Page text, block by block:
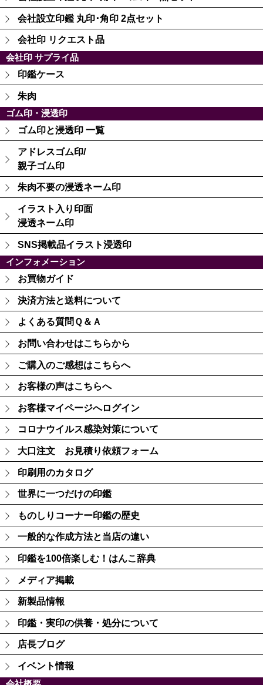
会社設立印鑑 丸印･角印 2点セット
会社印 リクエスト品
会社印 サプライ品
印鑑ケース
朱肉
ゴム印・浸透印
ゴム印と浸透印 一覧
アドレスゴム印/
親子ゴム印
朱肉不要の浸透ネーム印
イラスト入り印面
浸透ネーム印
SNS掲載品イラスト浸透印
インフォメーション
お買物ガイド
決済方法と送料について
よくある質問Ｑ＆Ａ
お問い合わせはこちらから
ご購入のご感想はこちらへ
お客様の声はこちらへ
お客様マイページへログイン
コロナウイルス感染対策について
大口注文 お見積り依頼フォーム
印刷用のカタログ
世界に一つだけの印鑑
ものしりコーナー印鑑の歴史
一般的な作成方法と当店の違い
印鑑を100倍楽しむ！はんこ辞典
メディア掲載
新製品情報
印鑑・実印の供養・処分について
店長ブログ
イベント情報